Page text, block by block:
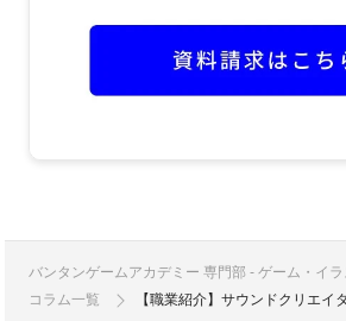
バンタンゲームアカデミー 専門部 - ゲーム・イ
コラム一覧
【職業紹介】サウンドクリエイ